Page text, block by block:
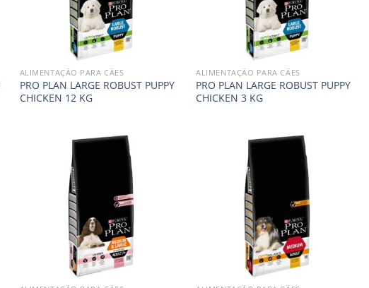
ALIMENTAÇÃO PARA CÃES
PRO PLAN LARGE ROBUST PUPPY
CHICKEN 12 KG
ALIMENTAÇÃO PARA CÃES
PRO PLAN LARGE ROBUST PUPPY
CHICKEN 3 KG